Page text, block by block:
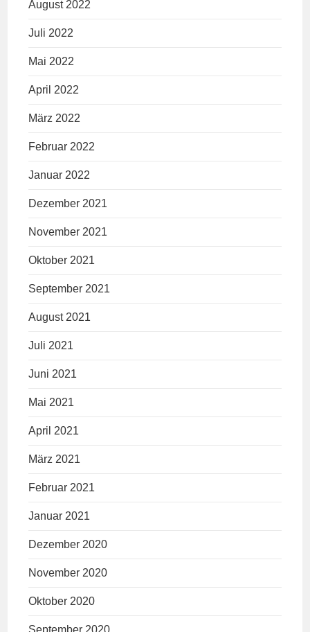
August 2022
Juli 2022
Mai 2022
April 2022
März 2022
Februar 2022
Januar 2022
Dezember 2021
November 2021
Oktober 2021
September 2021
August 2021
Juli 2021
Juni 2021
Mai 2021
April 2021
März 2021
Februar 2021
Januar 2021
Dezember 2020
November 2020
Oktober 2020